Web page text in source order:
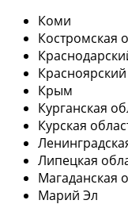
Коми
Костромская
Крым
Курганская
Курская
Липецкая
Магаданская
Марий Эл